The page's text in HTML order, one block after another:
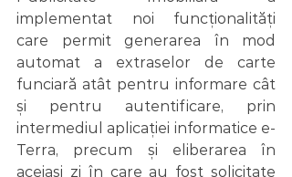
implementat noi funcționalități
care permit generarea în mod
automat a extraselor de carte
funciară atât pentru informare cât
și pentru autentificare, prin
intermediul aplicației informatice e-
Terra, precum și eliberarea în
aceiași zi în care au fost solicitate